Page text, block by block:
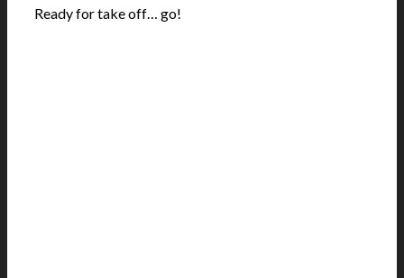
Ready for take off… go!